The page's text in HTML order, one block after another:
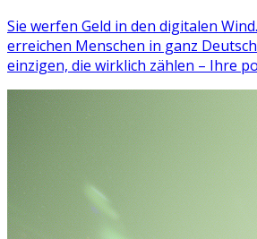
Sie werfen Geld in den digitalen
erreichen Menschen in ganz
einzigen, die wirklich zählen – Ihre